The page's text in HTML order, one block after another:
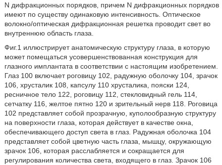
N дифракционных порядков, причем N дифракционных порядков
имеют по существу одинаковую интенсивность. Оптическое
волокно/оптическая дифракционная решетка проводит свет во
внутреннюю область глаза.
Фиг.1 иллюстрирует анатомическую структуру глаза, в которую
может помещаться усовершенствованная конструкция для
глазного имплантата в соответствии с настоящим изобретением.
Глаз 100 включает роговицу 102, радужную оболочку 104, зрачок
106, хрусталик 108, капсулу 110 хрусталика, пояски 124,
ресничное тело 122, роговицу 112, стекловидный гель 114,
сетчатку 116, желтое пятно 120 и зрительный нерв 118. Роговица
102 представляет собой прозрачную, куполообразную структуру
на поверхности глаза, которая действует в качестве окна,
обеспечивающего доступ света в глаз. Радужная оболочка 104
представляет собой цветную часть глаза, мышцу, окружающую
зрачок 106, которая расслабляется и сокращается для
регулирования количества света, входящего в глаз. Зрачок 106